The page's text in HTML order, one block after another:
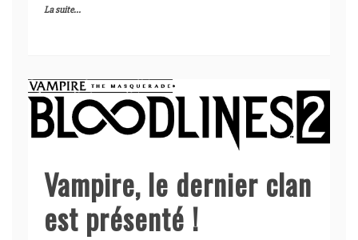
La suite...
Vampire, le dernier clan
est présenté !